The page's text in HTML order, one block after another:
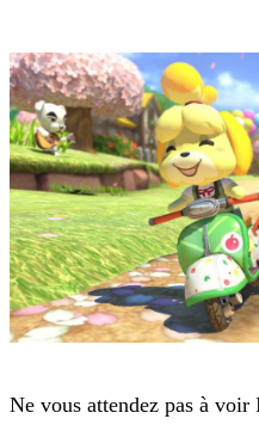
Ne vous attendez pas à